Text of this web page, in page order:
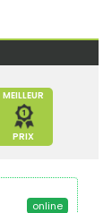
MEILLEUR
PRIX
online